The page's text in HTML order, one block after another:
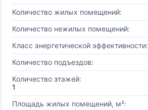
Количество жилых помещений:
Количество нежилых помещений:
Класс энергетической эффективности:
Количество подъездов:
Количество этажей:
1
Площадь жилых помещений, м²: